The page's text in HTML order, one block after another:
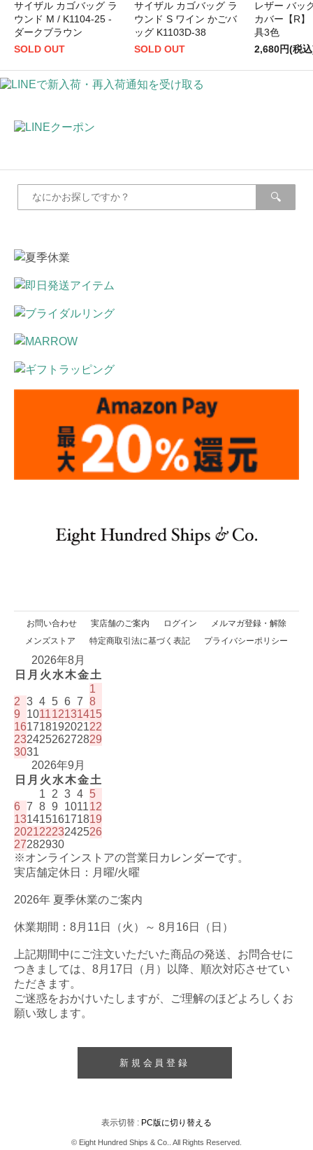
サイザル カゴバッグ ラ
ウンド M / K1104-25 -
ダークブラウン
SOLD OUT
サイザル カゴバッグ ラ
ウンド S ワイン かごバ
ッグ K1103D-38
SOLD OUT
レザー バッ
カバー【R
具3色
2,680円(税
お問い合わせ 実店舗のご案内 ログイン
メルマガ登録・解除
メンズストア
特定商取引法に基づく表記 プライバシーポリシー
2026年8月
日 月 火 水木金土
1
2 3 4 5 6 7 8
9
101112131415
16171819202122
23242526272829
3031
2026年9月
日 月 火 水木金土
1
2 3 4 5
6 7 8 9 101112
13141516171819
20212223242526
27282930
※オンラインストアの営業日カレンダーです。
実店舗定休日：月曜/火曜
2026年 夏季休業のご案内
休業期間：8月11日（火）～ 8月16日（日）
上記期間中にご注文いただいた商品の発送、お問合せに
つきましては、8月17日（月）以降、順次対応させてい
ただきます。
ご迷惑をおかけいたしますが、ご理解のほどよろしくお
願い致します。
新規会員登録
表示切替 : PC版に切り替える
© Eight Hundred Ships & Co.. All Rights Reserved.